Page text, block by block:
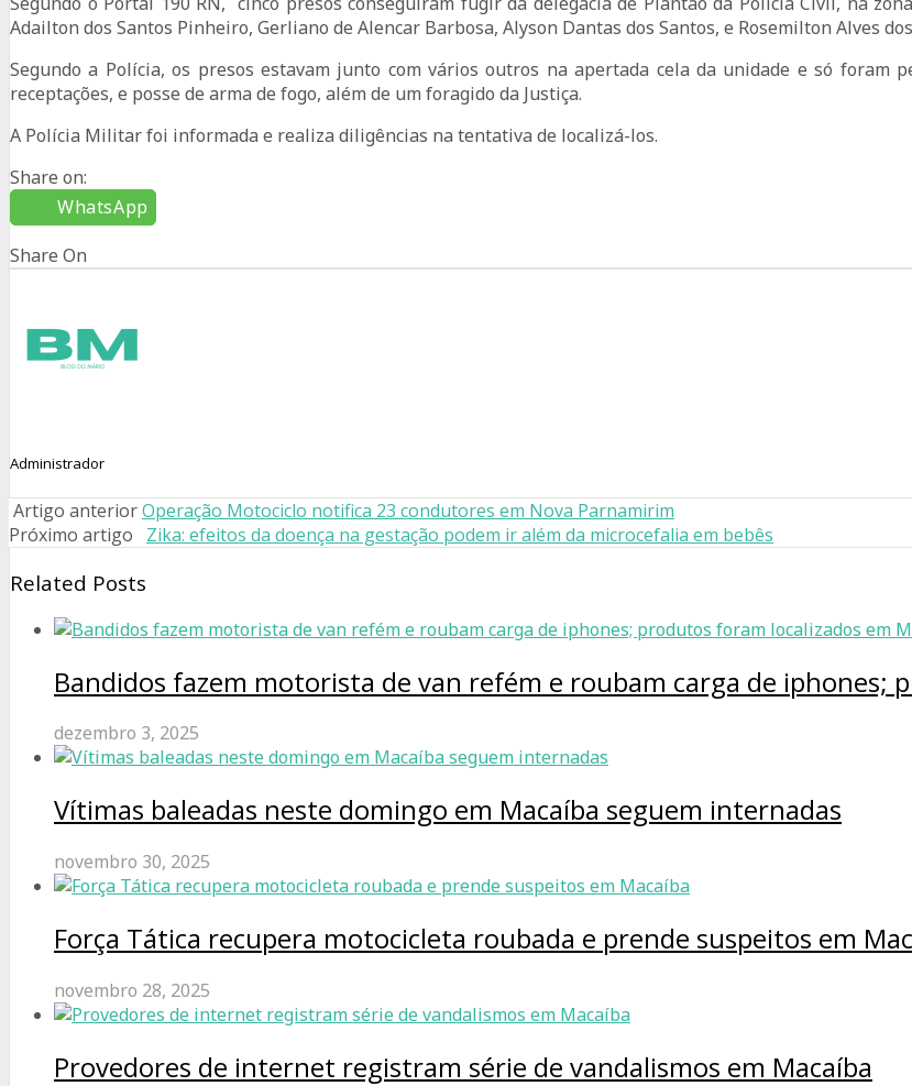
Adailton dos Santos Pinheiro, Gerliano de Alencar Barbosa, Alyson Dantas dos Santos, e Rosemilton Alves
Segundo a Polícia, os presos estavam junto com vários outros na apertada cela da unidade e só foram
receptações, e posse de arma de fogo, além de um foragido da Justiça.
A Polícia Militar foi informada e realiza diligências na tentativa de localizá-los.
Share on:
WhatsApp
Share On
Administrador
Artigo anteriorOperação Motociclo notifica 23 condutores em Nova Parnamirim
Próximo artigo
Zika: efeitos da doença na gestação podem ir além da microcefalia em bebês
Related Posts
Bandidos fazem motorista de van refém e roubam carga de iphones;
dezembro 3, 2025
Vítimas baleadas neste domingo em Macaíba seguem internadas
novembro 30, 2025
Força Tática recupera motocicleta roubada e prende suspeitos em
novembro 28, 2025
Provedores de internet registram série de vandalismos em Macaíba